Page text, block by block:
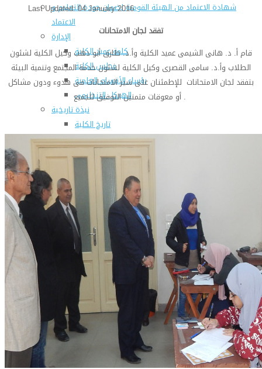
شهادة الاعتماد من الهيئة القومية لضمان جودة التعليم و
الاعتماد
الإدارة
كلمة عميد الكلية
مجلس الكلية
رؤساء الأقسام العلمية
الهيكل التنظيمى
نبذة تاريخية
تاريخ الكلية
الإدارة الحالية
الخطة الإستراتجية و التنفيذية
ميثاق الأخلاقيات
بحوث فى حقوق الملكية الفكرية
إستراتجية التعليم والتعلم
البريد الإلكترونى لإدارات و مراكز الكلية
خريطة الكلية
الرئيسيه
Last Updated: 04 January 2016
تفقد لجان الامتحانات
قام أ. د. هانى الشيمى عميد الكلية وأ.د. طارق أبو دهب وكيل الكلية لشئون
الطلاب وأ.د. سامى القصرى وكيل الكلية لشئون خدمة المجتمع وتنمية البيئة
بتفقد لجان الامتحانات للإطمئنان على سير الامتحانات فى هدوء ودون مشاكل
أو معوقات متمنين التوفيق للجميع .